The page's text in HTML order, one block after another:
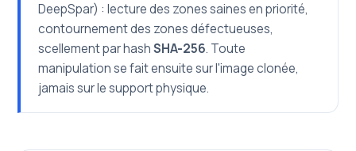
DeepSpar) : lecture des zones saines en priorité,
contournement des zones défectueuses,
scellement par hashSHA-256. Toute
manipulation se fait ensuite sur l'image clonée,
jamais sur le support physique.